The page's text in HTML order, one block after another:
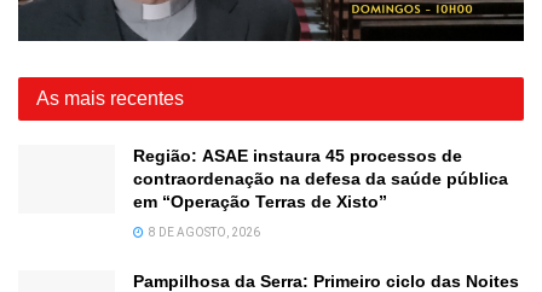
As mais recentes
Região: ASAE instaura 45 processos de
contraordenação na defesa da saúde pública
em “Operação Terras de Xisto”
8 DE AGOSTO, 2026
Pampilhosa da Serra: Primeiro ciclo das Noites